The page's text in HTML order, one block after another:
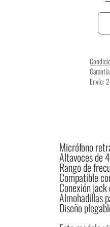
Envío:
Micrófono
Altavoces de
Rango de
Compatible
Conexión
Almohadillas
Diseño